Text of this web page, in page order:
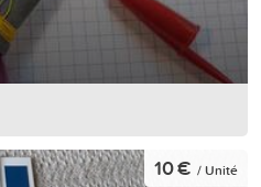
10 € / Unité